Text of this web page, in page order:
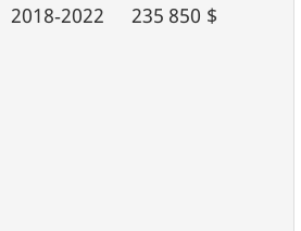
2018‑2022 235 850 $